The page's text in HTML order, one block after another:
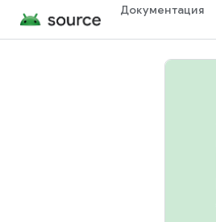
Документация